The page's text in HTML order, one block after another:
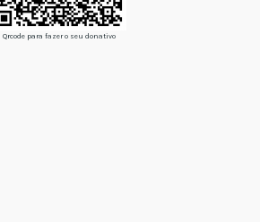
Qrcode para fazer o seu donativo